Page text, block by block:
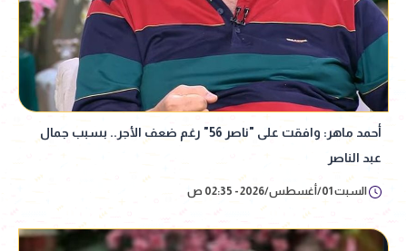
أحمد ماهر: وافقت على "ناصر 56" رغم ضعف الأجر.. بسبب جمال
عبد الناصر
السبت 01/أغسطس/2026 - 02:35 ص